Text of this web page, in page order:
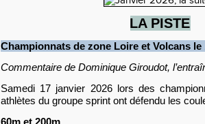
LA PISTE
Championnats de zone Loire et Volcans le
Commentaire de Dominique Giroudot,
Samedi 17 janvier 2026 lors des
athlètes du groupe sprint ont défendu les
60m et 200m